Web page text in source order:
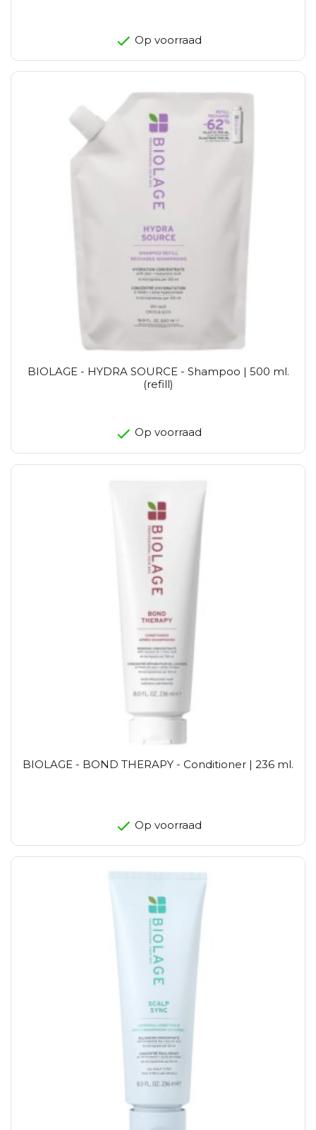
Op voorraad
BIOLAGE - HYDRA SOURCE - Shampoo | 500 ml.
(refill)
Op voorraad
BIOLAGE - BOND THERAPY - Conditioner | 236 ml.
Op voorraad